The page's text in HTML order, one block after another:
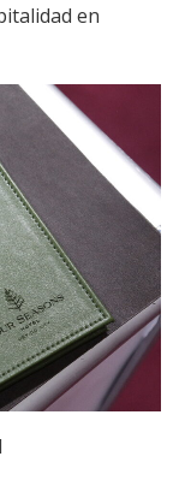
en